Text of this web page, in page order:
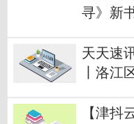
寻》新
天天速
丨洛江
【津抖